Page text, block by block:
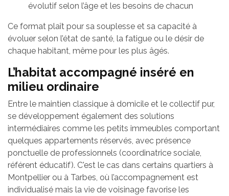
évolutif selon l’âge et les besoins de chacun
Ce format plaît pour sa souplesse et sa capacité à
évoluer selon l’état de santé, la fatigue ou le désir de
chaque habitant, même pour les plus âgés.
L’habitat accompagné inséré en
milieu ordinaire
Entre le maintien classique à domicile et le collectif pur,
se développement également des solutions
intermédiaires comme les petits immeubles comportant
quelques appartements réservés, avec présence
ponctuelle de professionnels (coordinatrice sociale,
référent éducatif). C'est le cas dans certains quartiers à
Montpellier ou à Tarbes, où l’accompagnement est
individualisé mais la vie de voisinage favorise les